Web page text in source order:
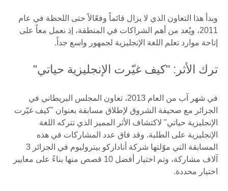
وبدأ هذا التعاون الذي لا يزال قائماً وفعّالاً حتى اللحظة في عام
2011، ويُعد من أهم الشراكات في المنطقة، إذ نعمل معاً على
إتاحة موارد تعلم اللغة الإنجليزية لجمهور واسع جداً.
ترك الأثر: "كيف غيّرت الإنجليزية حياتي"
في شهر آب من العام 2013، تعاون المجلس البريطاني في
الجزائر مع صحيفة الشروق لإطلاق مسابقة بعنوان "كيف غيّرت
الإنجليزية حياتي" لاكتشاف الأثر المميز الذي تتركه اللغة
الإنجليزية على الطلبة. وقد فاق عدد المشاركات في هذه
المسابقة التي موّلتها شركة أناداركو بيتروليوم في الجزائر 3
آلاف مشاركة، وتم اختيار أفضل 10 قصص منها بناءً على معايير
اختيار محددة.